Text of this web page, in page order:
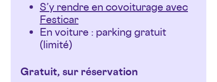
S’y rendre en covoiturage avec
Festicar
En voiture : parking gratuit
(limité)
Gratuit, sur réservation